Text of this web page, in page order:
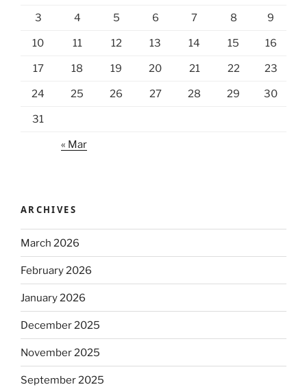
3 4 5 6 7 8 9
10 11 12 13 14 15 16
17 18 19 20 21 22 23
24 25 26 27 28 29 30
31
« Mar
ARCHIVES
March 2026
February 2026
January 2026
December 2025
November 2025
September 2025